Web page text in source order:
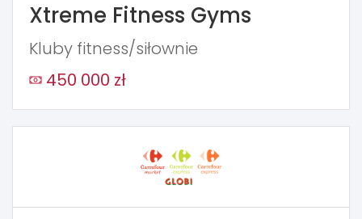
Xtreme Fitness Gyms
Kluby fitness/siłownie
450 000 zł